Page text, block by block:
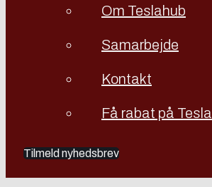
Om Teslahub
Samarbejde
Kontakt
Få rabat på Tesla
Tilmeld nyhedsbrev